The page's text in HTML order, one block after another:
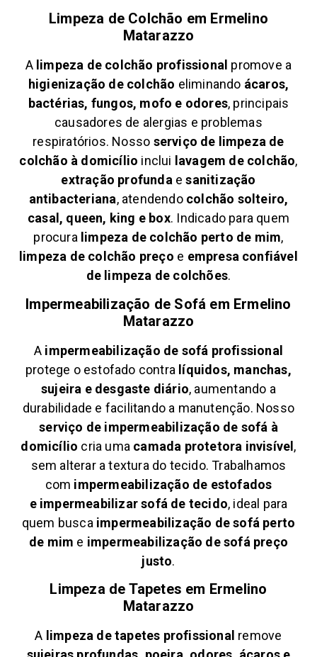
Limpeza de Colchão em Ermelino
Matarazzo
A limpeza de colchão profissional promove a
higienização de colchão eliminando ácaros,
bactérias, fungos, mofo e odores, principais
causadores de alergias e problemas
respiratórios. Nosso serviço de limpeza de
colchão à domicílio inclui lavagem de colchão,
extração profunda esanitização
antibacteriana, atendendo colchão solteiro,
casal, queen, king e box. Indicado para quem
procura limpeza de colchão perto de mim,
limpeza de colchão preço e empresa confiável
de limpeza de colchões.
Impermeabilização de Sofá em Ermelino
Matarazzo
A impermeabilização de sofá profissional
protege o estofado contra líquidos, manchas,
sujeira e desgaste diário, aumentando a
durabilidade e facilitando a manutenção. Nosso
serviço de impermeabilização de sofá à
domicílio cria uma camada protetora invisível,
sem alterar a textura do tecido. Trabalhamos
com impermeabilização de estofados
e impermeabilizar sofá de tecido, ideal para
quem busca impermeabilização de sofá perto
de mim e impermeabilização de sofá preço
justo.
Limpeza de Tapetes em Ermelino
Matarazzo
A limpeza de tapetes profissional remove